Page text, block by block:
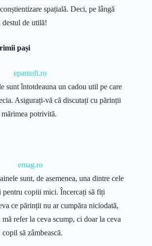
spațială. Deci, pe lângă
destul de utilă!
pași
epantofi.ro
sunt întotdeauna un cadou util pe care
Asigurați-vă că discutați cu părinții
potrivită.
emag.ro
sunt, de asemenea, una dintre cele
pentru copiii mici. Încercați să fiți
ce părinții nu ar cumpăra niciodată,
refer la ceva scump, ci doar la ceva
să zâmbească.